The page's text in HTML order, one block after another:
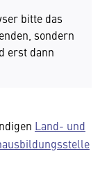
bitte das
sondern
erst dann
Land- und